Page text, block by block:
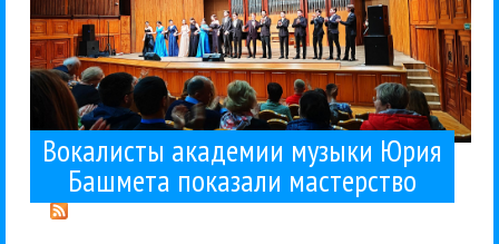
Вокалисты академии музыки Юрия
Башмета показали мастерство